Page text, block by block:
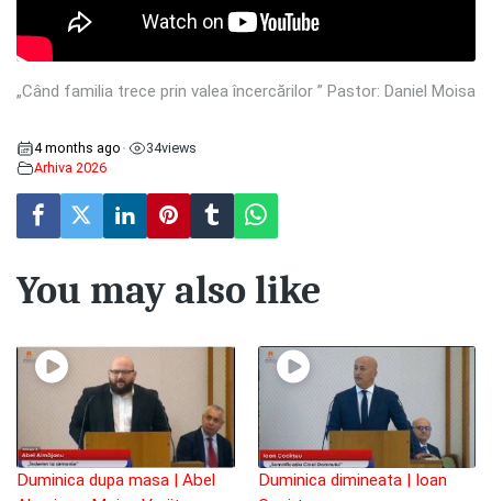
„Când familia trece prin valea încercărilor ” Pastor: Daniel Moisa
4 months ago • 34views
Arhiva 2026
You may also like
Duminica dupa masa | Abel
Duminica dimineata | Ioan